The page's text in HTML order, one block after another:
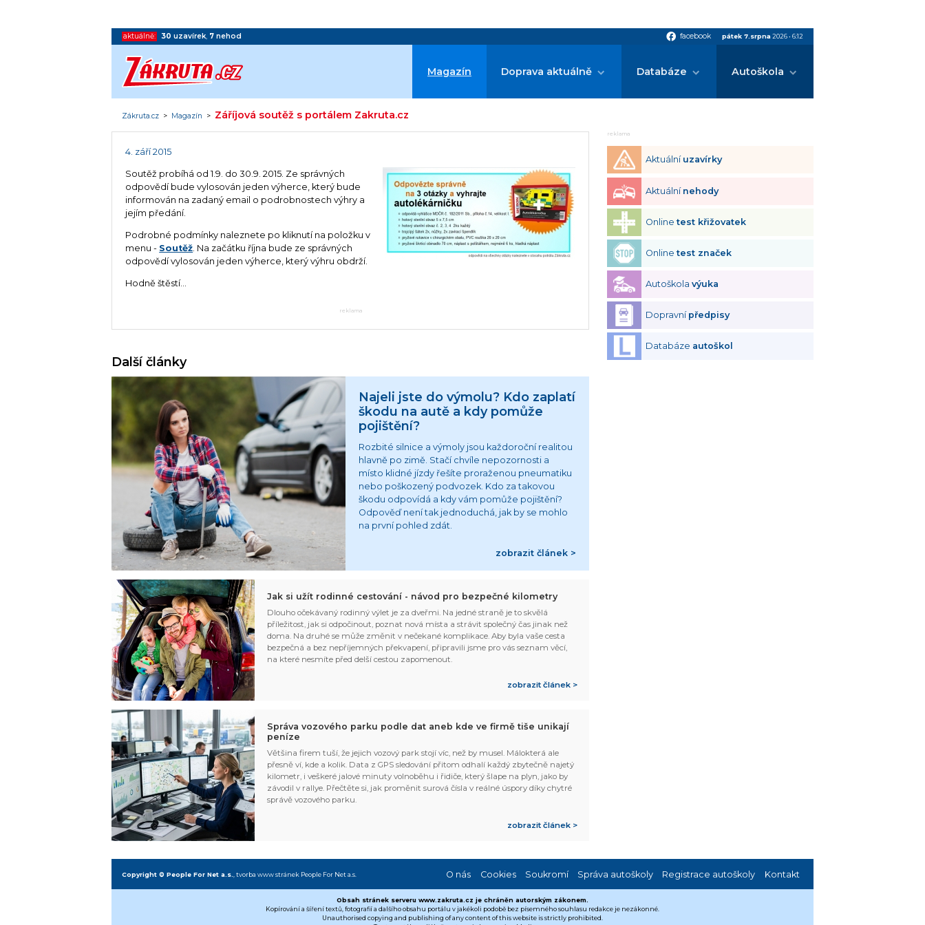
aktuálně: 30 uzavírek, 7 nehod facebook facebook pátek 7.srpna 2026• 6:12
Magazín Doprava aktuálně Databáze Autoškola
Zákruta.cz > Magazín > Záříjová soutěž s portálem Zakruta.cz
4. září 2015
Soutěž probíhá od 1.9. do 30.9. 2015. Ze správných
odpovědí bude vylosován jeden výherce, který bude
informován na zadaný email o podrobnostech výhry a
jejím předání.
Podrobné podmínky naleznete po kliknutí na položku v
menu - Soutěž . Na začátku října bude ze správných
odpovědí vylosován jeden výherce, který výhru obdrží.
Hodně štěstí...
reklama
Další články
Najeli jste do výmolu? Kdo zaplatí
škodu na autě a kdy pomůže
pojištění?
Rozbité silnice a výmoly jsou každoroční realitou
hlavně po zimě. Stačí chvíle nepozornosti a
místo klidné jízdy řešíte proraženou pneumatiku
nebo poškozený podvozek. Kdo za takovou
škodu odpovídá a kdy vám pomůže pojištění?
Odpověď není tak jednoduchá, jak by se mohlo
na první pohled zdát.
zobrazit článek >
Jak si užít rodinné cestování - návod pro bezpečné kilometry
Dlouho očekávaný rodinný výlet je za dveřmi. Na jedné straně je to skvělá
příležitost, jak si odpočinout, poznat nová místa a strávit společný čas jinak než
doma. Na druhé se může změnit v nečekané komplikace. Aby byla vaše cesta
bezpečná a bez nepříjemných překvapení, připravili jsme pro vás seznam věcí,
na které nesmíte před delší cestou zapomenout.
zobrazit článek >
Správa vozového parku podle dat aneb kde ve firmě tiše unikají
peníze
Většina firem tuší, že jejich vozový park stojí víc, než by musel. Málokterá ale
přesně ví, kde a kolik. Data z GPS sledování přitom odhalí každý zbytečně najetý
kilometr, i veškeré jalové minuty volnoběhu i řidiče, který šlape na plyn, jako by
závodil v rallye. Přečtěte si, jak proměnit surová čísla v reálné úspory díky chytré
správě vozového parku.
zobrazit článek >
reklama
Aktuální uzavírky
Aktuální nehody
Onlinetest křižovatek
Onlinetest značek
Autoškolavýuka
Dopravní předpisy
Databáze autoškol
Copyright © People For Net a.s. tvorba www stránek People For Net a.s. O nás Cookies Soukromí Správa autoškoly Registrace autoškoly Kontakt
Obsah stránek serveru www.zakruta.cz je chráněn autorským zákonem.
Kopírování a šíření textů, fotografií a dalšího obsahu portálu v jakékoli podobě bez písemného souhlasu redakce je nezákonné.
Unauthorised copying and publishing of any content of this website is strictly prohibited.